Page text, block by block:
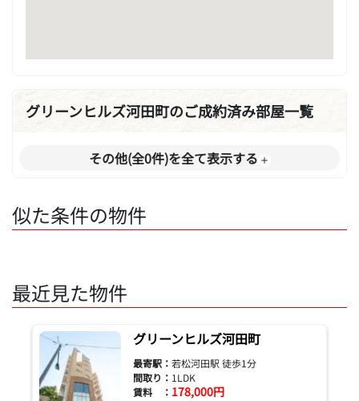
グリーンヒルズ河田町のご成約済み部屋一覧
その他(全0件)を全て表示する
似た条件の物件
最近見た物件
グリーンヒルズ河田町
最寄駅： 若松河田駅 徒歩1分
間取り： 1LDK
賃料 ： 178,000円